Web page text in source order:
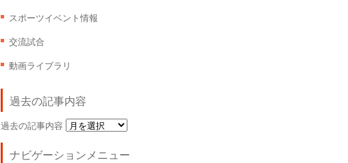
スポーツイベント情報
交流試合
動画ライブラリ
過去の記事内容
過去の記事内容
ナビゲーションメニュー